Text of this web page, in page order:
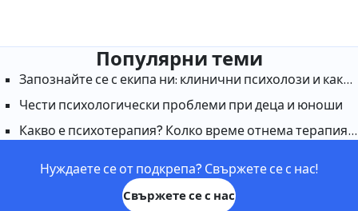
Популярни теми
Запознайте се с екипа ни: клинични психолози и какво правят те
Чести психологически проблеми при деца и юноши
Какво е психотерапия? Колко време отнема терапията, за да подейства?
Нуждаете се от подкрепа? Свържете се с нас!
Свържете се с нас